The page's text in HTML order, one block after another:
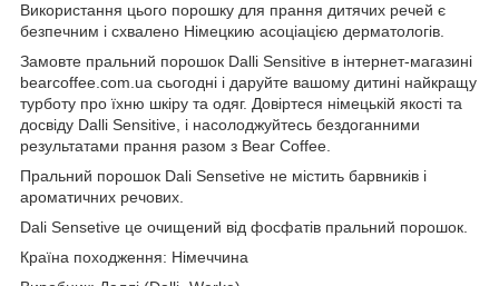
Використання цього порошку для прання дитячих речей є
безпечним і схвалено Німецкию асоціацією дерматологів.
Замовте пральний порошок Dalli Sensitive в інтернет-магазині
bearcoffee.com.ua сьогодні і даруйте вашому дитині найкращу
турботу про їхню шкіру та одяг. Довіртеся німецькій якості та
досвіду Dalli Sensitive, і насолоджуйтесь бездоганними
результатами прання разом з Bear Coffee.
Пральний порошок Dali Sensеtive не містить барвників і
ароматичних речових.
Dali Sensetive це очищений від фосфатів пральний порошок.
Країна походження: Німеччина